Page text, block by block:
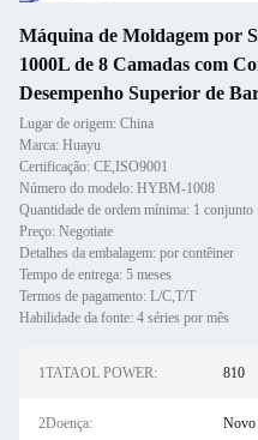
Máquina de Moldagem por
1000L de 8 Camadas com
Desempenho Superior de
Lugar de origem: China
Marca: Huayu
Certificação: CE,ISO9001
Número do modelo: HYBM-1008
Quantidade de ordem mínima: 1 conjunto
Preço: Negotiate
Detalhes da embalagem: por contêiner
Tempo de entrega: 5 meses
Termos de pagamento: L/C,T/T
Habilidade da fonte: 4 séries por mês
1TATAOL POWER: 810
2Doença: Novo